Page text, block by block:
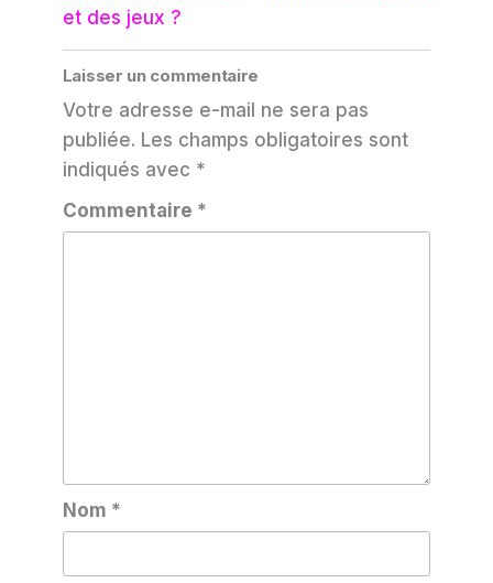
et des jeux ?
Laisser un commentaire
Votre adresse e-mail ne sera pas
publiée. Les champs obligatoires sont
indiqués avec *
Commentaire *
Nom *